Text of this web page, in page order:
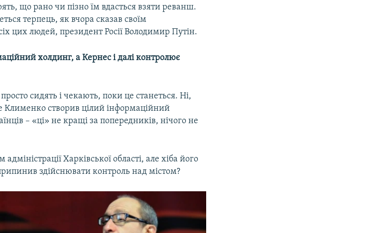
що рано чи пізно їм вдасться взяти реванш.
терпець, як вчора сказав своїм
цих людей, президент Росії Володимир Путін.
холдинг, а Кернес і далі контролює
сидять і чекають, поки це станеться. Ні,
створив цілий інформаційний
– «ці» не кращі за попередників, нічого не
Харківської області, але хіба його
здійснювати контроль над містом?